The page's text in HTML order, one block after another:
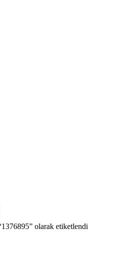
olarak etiketlendi